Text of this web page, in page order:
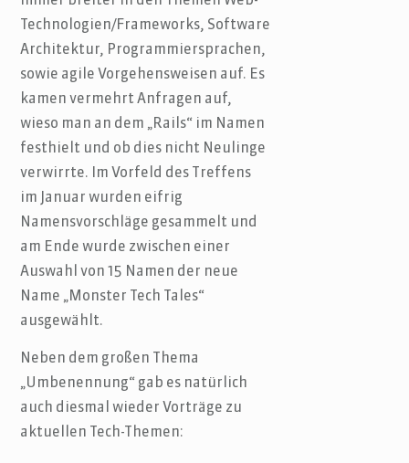
Technologien/Frameworks, Software
Architektur, Programmiersprachen,
sowie agile Vorgehensweisen auf. Es
kamen vermehrt Anfragen auf,
wieso man an dem „Rails“ im Namen
festhielt und ob dies nicht Neulinge
verwirrte. Im Vorfeld des Treffens
im Januar wurden eifrig
Namensvorschläge gesammelt und
am Ende wurde zwischen einer
Auswahl von 15 Namen der neue
Name „Monster Tech Tales“
ausgewählt.
Neben dem großen Thema
„Umbenennung“ gab es natürlich
auch diesmal wieder Vorträge zu
aktuellen Tech-Themen: